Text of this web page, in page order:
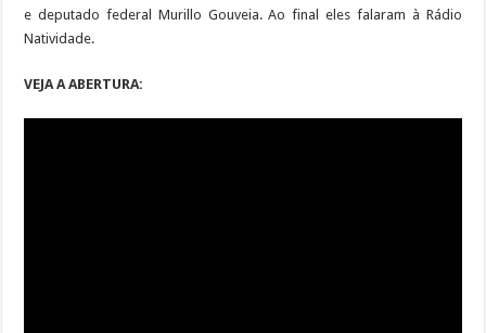
e deputado federal Murillo Gouveia. Ao final eles falaram à Rádio
Natividade.
VEJA A ABERTURA: